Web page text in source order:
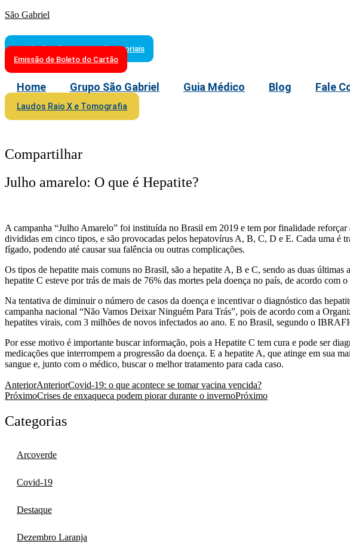
São Gabriel
Resultados de Exames Laboratoriais
Emissão de Boleto do Cartão
Home Grupo São Gabriel Guia Médico Blog Fale
Laudos Raio X e Tomografia
Compartilhar
Julho amarelo: O que é Hepatite?
A campanha “Julho Amarelo” foi instituída no Brasil em 2019 e tem por finalidade
divididas em cinco tipos, e são provocadas pelos hepatovírus A, B, C, D e E. Cada uma é
fígado, podendo até causar sua falência ou outras complicações.
Os tipos de hepatite mais comuns no Brasil, são a hepatite A, B e C, sendo as duas
hepatite C esteve por trás de mais de 76% das mortes pela doença no país, de acordo
Na tentativa de diminuir o número de casos da doença e incentivar o diagnóstico das
campanha nacional “Não Vamos Deixar Ninguém Para Trás”, pois de acordo com a
hepatites virais, com 3 milhões de novos infectados ao ano. E no Brasil, segundo o
Por esse motivo é importante buscar informação, pois a Hepatite C tem cura e pode ser
medicações que interrompem a progressão da doença. E a hepatite A, que atinge em sua
sangue e, junto com o médico, buscar o melhor tratamento para cada caso.
AnteriorAnteriorCovid-19: o que acontece se tomar vacina vencida?
PróximoCrises de enxaqueca podem piorar durante o invernoPróximo
Categorias
Arcoverde
Covid-19
Destaque
Dezembro Laranja